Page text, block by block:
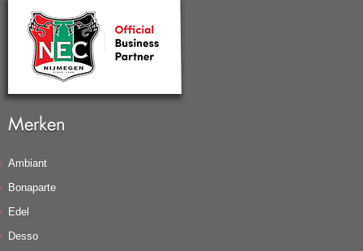
Merken
Ambiant
Bonaparte
Edel
Desso